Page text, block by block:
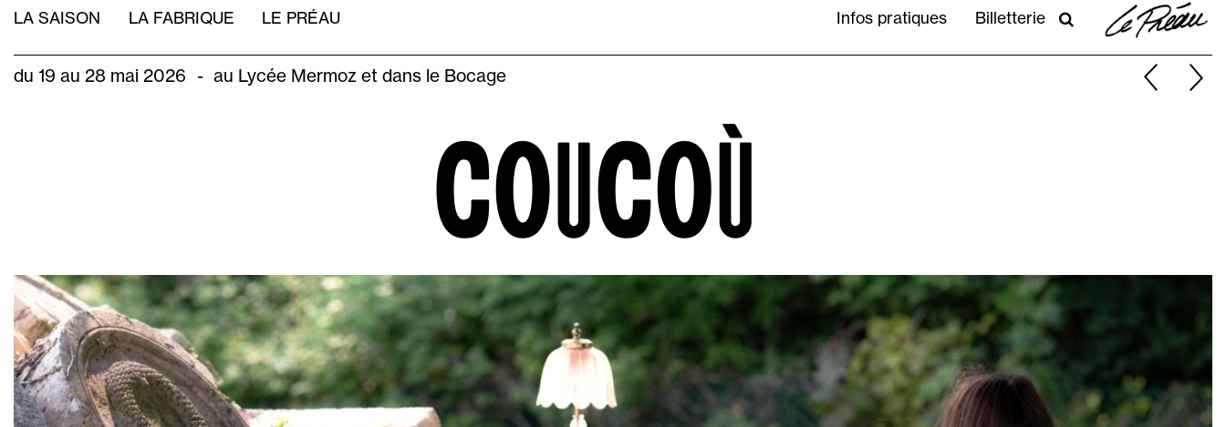
Aller
au
principal
NAVIGATION
LA SAISON LA FABRIQUE LE PRÉAU PRATIQUE
Infos pratiques Billetterie RECHERCHER
du 19 au 28 mai 2026 - au Lycée Mermoz et dans le Bocage